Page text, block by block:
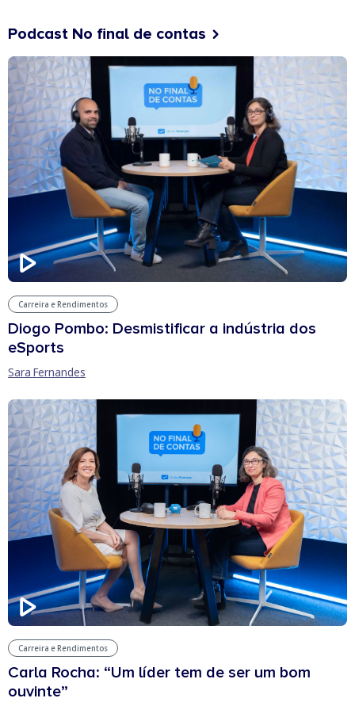
Podcast No final de contas
Carreira e Rendimentos
Diogo Pombo: Desmistificar a indústria dos
eSports
Sara Fernandes
Carreira e Rendimentos
Carla Rocha: “Um líder tem de ser um bom
ouvinte”